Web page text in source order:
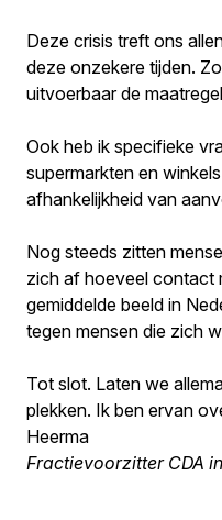
Deze crisis treft ons
deze onzekere tijden.
uitvoerbaar de
Ook heb ik specifieke
supermarkten en
afhankelijkheid van
Nog steeds zitten
zich af hoeveel contact
gemiddelde beeld in
tegen mensen die zich
Tot slot. Laten we
plekken. Ik ben ervan
Heerma
Fractievoorzitter CDA